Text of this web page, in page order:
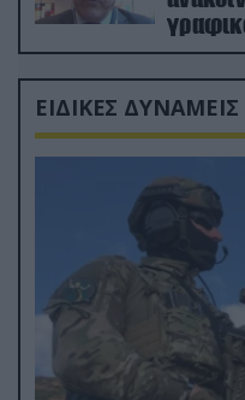
ΕΙΔΙΚΕΣ ΔΥΝΑΜΕΙΣ